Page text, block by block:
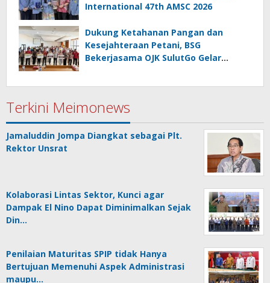
International 47th AMSC 2026
Dukung Ketahanan Pangan dan
Kesejahteraan Petani, BSG
Bekerjasama OJK SulutGo Gelar
Terkini Meimonews
Jamaluddin Jompa Diangkat sebagai Plt.
Rektor Unsrat
Kolaborasi Lintas Sektor, Kunci agar
Dampak El Nino Dapat Diminimalkan Sejak
Din…
Penilaian Maturitas SPIP tidak Hanya
Bertujuan Memenuhi Aspek Administrasi
maupu…